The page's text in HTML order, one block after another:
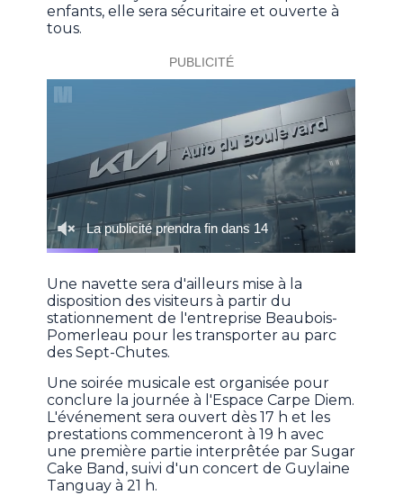
enfants, elle sera sécuritaire et ouverte à
tous.
Une navette sera d'ailleurs mise à la
disposition des visiteurs à partir du
stationnement de l'entreprise Beaubois-
Pomerleau pour les transporter au parc
des Sept-Chutes.
Une soirée musicale est organisée pour
conclure la journée à l'Espace Carpe Diem.
L'événement sera ouvert dès 17 h et les
prestations commenceront à 19 h avec
une première partie interprêtée par Sugar
Cake Band, suivi d'un concert de Guylaine
Tanguay à 21 h.